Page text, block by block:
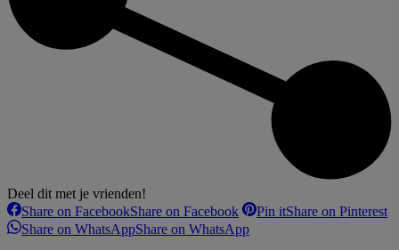
Deel dit met je vrienden!
Share on FacebookShare on Facebook Pin itShare on Pinterest
Share on WhatsAppShare on WhatsApp